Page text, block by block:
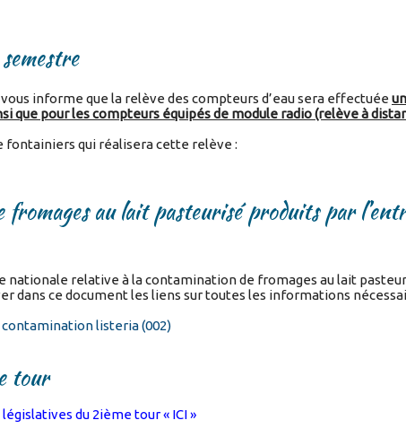
vous informe que la relève des compteurs d’eau sera effectuée
que pour les compteurs équipés de module radio (relève à
fontainiers qui réalisera cette relève :
au lait pasteurisé produits par
nationale relative à la contamination de fromages au lait
dans ce document les liens sur toutes les informations
listeria (002)
tour
du 2ième tour « ICI »